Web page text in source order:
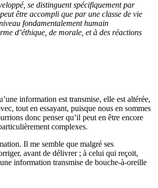
se distinguent spécifiquement par
être accompli que par une classe de vie
fondamentalement humain
d’éthique, de morale, et à des réactions
information est transmise, elle est altérée,
tout en essayant, puisque nous en sommes
donc penser qu’il peut en être encore
complexes.
Il me semble que malgré ses
avant de délivrer ; à celui qui reçoit,
information transmise de bouche-à-oreille